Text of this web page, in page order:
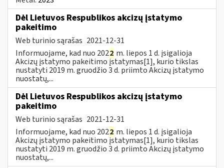
Dėl Lietuvos Respublikos akcizų įstatymo
pakeitimo
Web turinio sąrašas 2021-12-31
Informuojame, kad nuo 2022 m. liepos 1 d. įsigalioja
Akcizų įstatymo pakeitimo įstatymas[1], kurio tikslas
nustatyti 2019 m. gruodžio 3 d. priimto Akcizų įstatymo
nuostatų,...
Dėl Lietuvos Respublikos akcizų įstatymo
pakeitimo
Web turinio sąrašas 2021-12-31
Informuojame, kad nuo 2022 m. liepos 1 d. įsigalioja
Akcizų įstatymo pakeitimo įstatymas[1], kurio tikslas
nustatyti 2019 m. gruodžio 3 d. priimto Akcizų įstatymo
nuostatų,...